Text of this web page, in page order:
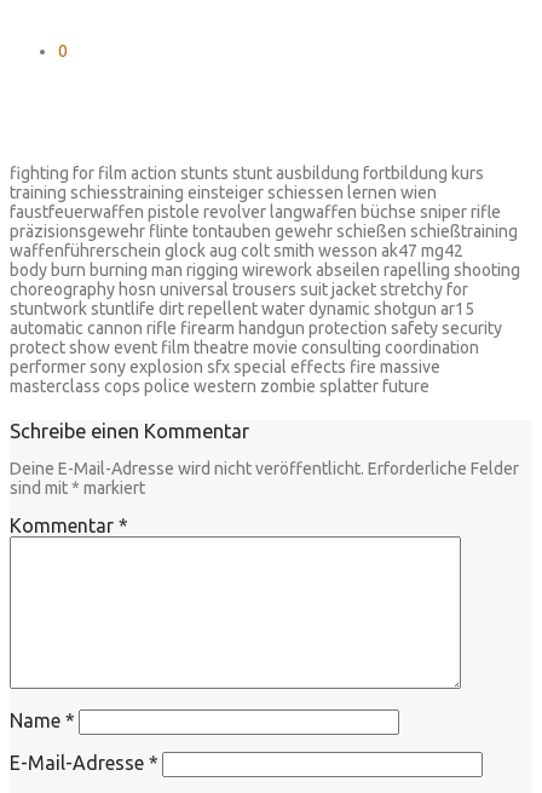
0
fighting for film action stunts stunt ausbildung fortbildung kurs
training schiesstraining einsteiger schiessen lernen wien
faustfeuerwaffen pistole revolver langwaffen büchse sniper rifle
präzisionsgewehr flinte tontauben gewehr schießen schießtraining
waffenführerschein glock aug colt smith wesson ak47 mg42
body burn burning man rigging wirework abseilen rapelling shooting
choreography hosn universal trousers suit jacket stretchy for
stuntwork stuntlife dirt repellent water dynamic shotgun ar15
automatic cannon rifle firearm handgun protection safety security
protect show event film theatre movie consulting coordination
performer sony explosion sfx special effects fire massive
masterclass cops police western zombie splatter future
Schreibe einen Kommentar
Deine E-Mail-Adresse wird nicht veröffentlicht. Erforderliche Felder
sind mit* markiert
Kommentar *
Name *
E-Mail-Adresse *